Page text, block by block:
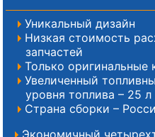
Уникальный дизайн
Низкая стоимость
запчастей
Только
Увеличенный
уровня топлива – 25 л
Страна сборки –